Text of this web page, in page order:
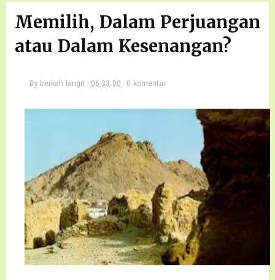
Memilih, Dalam Perjuangan
atau Dalam Kesenangan?
By berkah langit 06.33.00 0 komentar